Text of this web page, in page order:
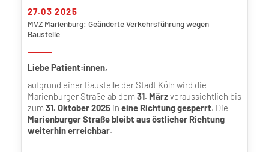
27.03 2025
MVZ Marienburg: Geänderte Verkehrsführung wegen
Baustelle
Liebe Patient:innen,
aufgrund einer Baustelle der Stadt Köln wird die
Marienburger Straße ab dem 31. Märzvoraussichtlich bis
zum 31. Oktober 2025in eine Richtung gesperrt. Die
Marienburger Straße bleibt aus östlicher Richtung
weiterhin erreichbar.